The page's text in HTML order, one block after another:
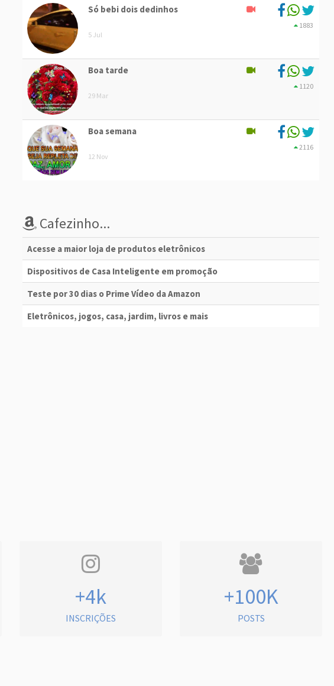
Só bebi dois dedinhos
5 Jul
1883
Boa tarde
29 Mar
1120
Boa semana
12 Nov
2116
Cafezinho...
Acesse a maior loja de produtos eletrônicos
Dispositivos de Casa Inteligente em promoção
Teste por 30 dias o Prime Vídeo da Amazon
Eletrônicos, jogos, casa, jardim, livros e mais
+4k
INSCRIÇÕES
+100K
POSTS